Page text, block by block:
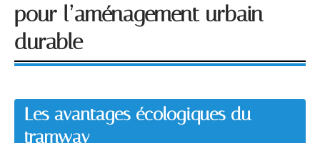
pour l’aménagement urbain
durable
Les avantages écologiques du
tramway